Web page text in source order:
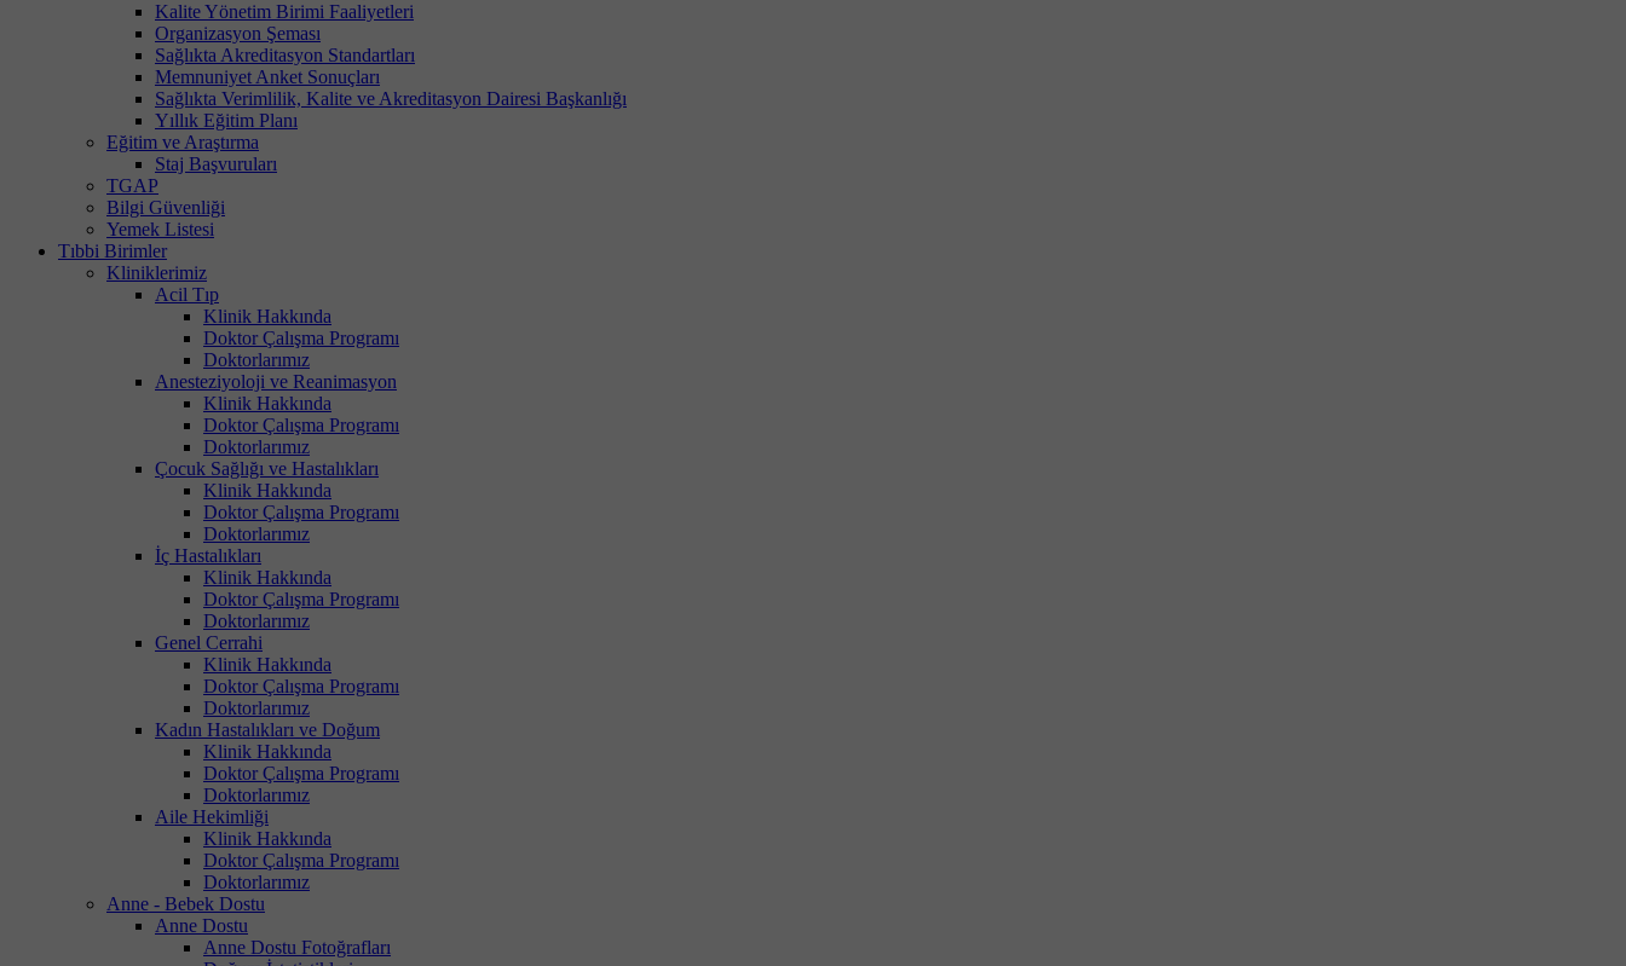
Kalite Yönetim Birimi Faaliyetleri
Organizasyon Şeması
Sağlıkta Akreditasyon Standartları
Memnuniyet Anket Sonuçları
Sağlıkta Verimlilik, Kalite ve Akreditasyon Dairesi Başkanlığı
Yıllık Eğitim Planı
Eğitim ve Araştırma
Staj Başvuruları
TGAP
Bilgi Güvenliği
Yemek Listesi
Tıbbi Birimler
Kliniklerimiz
Acil Tıp
Klinik Hakkında
Doktor Çalışma Programı
Doktorlarımız
Anesteziyoloji ve Reanimasyon
Klinik Hakkında
Doktor Çalışma Programı
Doktorlarımız
Çocuk Sağlığı ve Hastalıkları
Klinik Hakkında
Doktor Çalışma Programı
Doktorlarımız
İç Hastalıkları
Klinik Hakkında
Doktor Çalışma Programı
Doktorlarımız
Genel Cerrahi
Klinik Hakkında
Doktor Çalışma Programı
Doktorlarımız
Kadın Hastalıkları ve Doğum
Klinik Hakkında
Doktor Çalışma Programı
Doktorlarımız
Aile Hekimliği
Klinik Hakkında
Doktor Çalışma Programı
Doktorlarımız
Anne - Bebek Dostu
Anne Dostu
Anne Dostu Fotoğrafları